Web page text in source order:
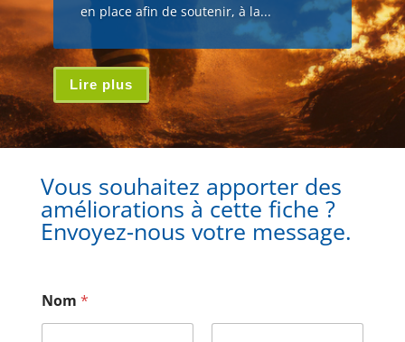
en place afin de soutenir, à la...
Lire plus
Vous souhaitez apporter des
améliorations à cette fiche ?
Envoyez-nous votre message.
Nom *